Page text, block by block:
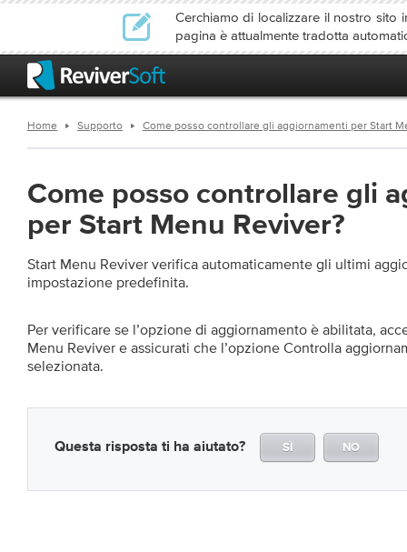
Cerchiamo di localizzare il nostro sito
pagina è attualmente tradotta
Home Supporto Come posso controllare gli aggiornamenti per Start
Come posso controllare gli
per Start Menu Reviver?
Start Menu Reviver verifica automaticamente gli ultimi
impostazione predefinita.
Per verificare se l’opzione di aggiornamento è abilitata,
Menu Reviver e assicurati che l’opzione Controlla
selezionata.
Questa risposta ti ha aiutato? SÌ NO